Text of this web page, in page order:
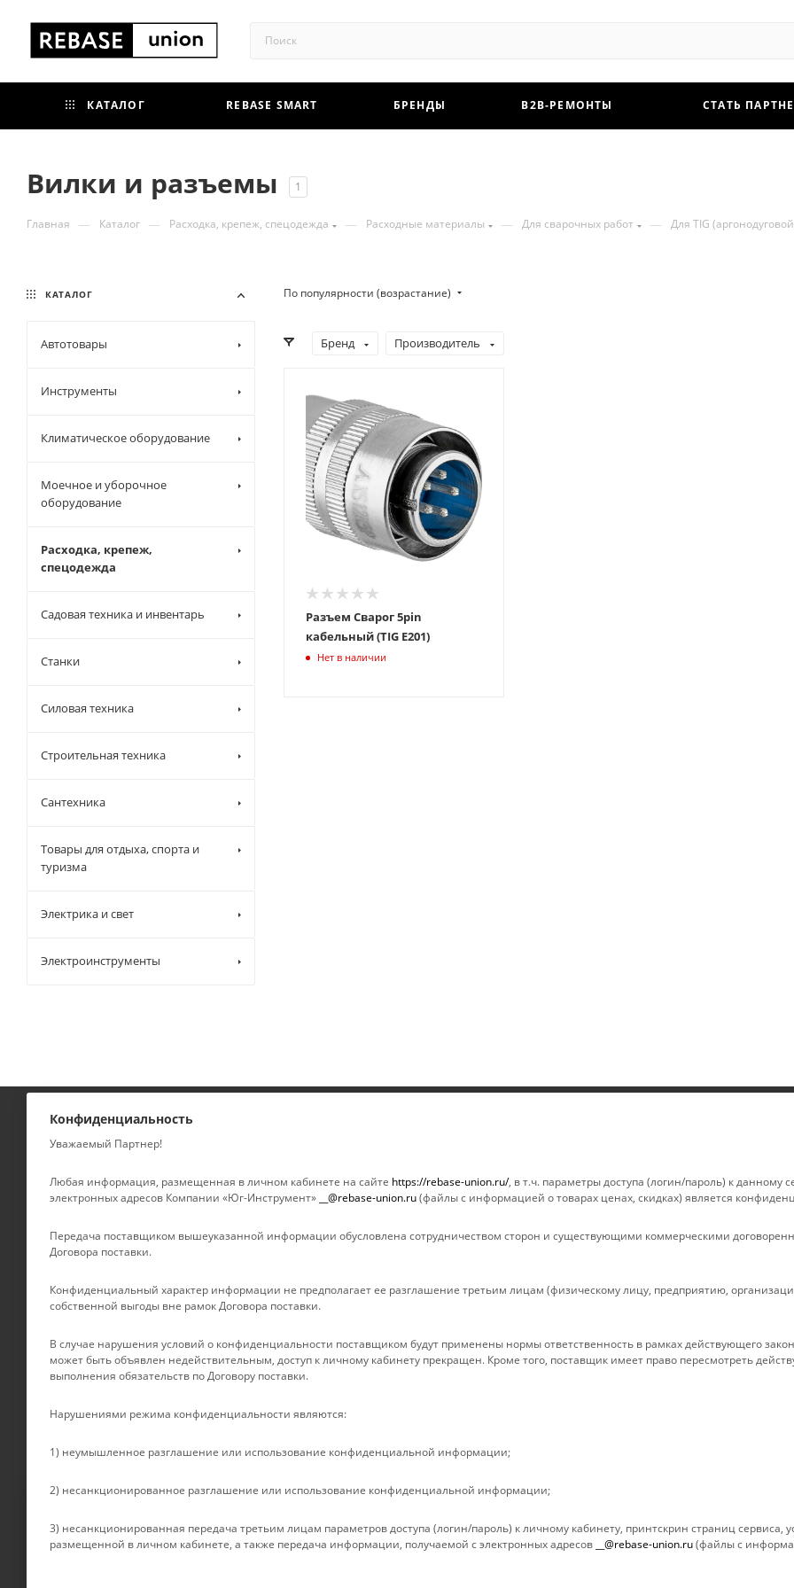
КАТАЛОГ REBASE SMART БРЕНДЫ B2B-РЕМОНТЫ СТАТЬ
Вилки и разъемы 1
Главная — Каталог — Расходка, крепеж, спецодежда — Расходные материалы — Для сварочных работ — Для TIG
По популярности (возрастание)
Бренд Производитель
Разъем Сварог 5pin
кабельный (TIG E201)
Нет в наличии
КАТАЛОГ
Автотовары
Инструменты
Климатическое оборудование
Моечное и уборочное
оборудование
Расходка, крепеж,
спецодежда
Садовая техника и инвентарь
Станки
Силовая техника
Строительная техника
Сантехника
Товары для отдыха, спорта и
туризма
Электрика и свет
Электроинструменты
КАТАЛОГ
УСЛУГИ
Новости
Контакты
Сертификаты
Документы
Условия оплаты
Условия доставки
Гарантия на товар
Магазины
Условия оплаты
Гарантия на товар
Политика
Условия
Условия
Вопрос-ответ
2026 © Rebase Union
Мы используем файлы cookie, разработанные нашими специалистами и третьими лицами, для анализа событий на нашем веб-сайте, что
взаимодействие с пользователями и обслуживание. Продолжая просмотр страниц нашего сайта, вы принимаете условия его
Конфиденциальность
Уважаемый Партнер!
Любая информация, размещенная в личном кабинете на сайте https://rebase-union.ru/, в т.ч. параметры доступа (логин/пароль) к данному
электронных адресов Компании «Юг-Инструмент»
__@rebase-union.ru(файлы с информацией о товарах ценах, скидках) является
Передача поставщиком вышеуказанной информации обусловлена сотрудничеством сторон и существующими коммерческими
Договора поставки.
Конфиденциальный характер информации не предполагает ее разглашение третьим лицам (физическому лицу, предприятию,
собственной выгоды вне рамок Договора поставки.
В случае нарушения условий о конфиденциальности поставщиком будут применены нормы ответственность в рамках действующего
может быть объявлен недействительным, доступ к личному кабинету прекращен. Кроме того, поставщик имеет право пересмотреть
выполнения обязательств по Договору поставки.
Нарушениями режима конфиденциальности являются:
1) неумышленное разглашение или использование конфиденциальной информации;
2) несанкционированное разглашение или использование конфиденциальной информации;
3) несанкционированная передача третьим лицам параметров доступа (логин/пароль) к личному кабинету, принтскрин страниц
размещенной в личном кабинете, а также передача информации, получаемой с электронных адресов
__@rebase-union.ru(файлы с